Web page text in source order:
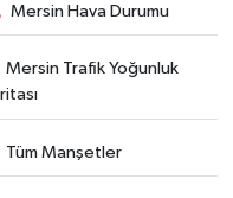
Mersin Hava Durumu
Mersin Trafik Yoğunluk
Tüm Manşetler